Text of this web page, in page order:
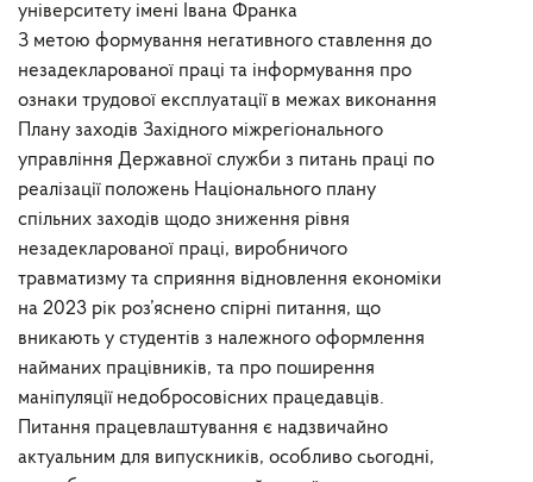
університету імені Івана Франка
З метою формування негативного ставлення до
незадекларованої праці та інформування про
ознаки трудової експлуатації в межах виконання
Плану заходів Західного міжрегіонального
управління Державної служби з питань праці по
реалізації положень Національного плану
спільних заходів щодо зниження рівня
незадекларованої праці, виробничого
травматизму та сприяння відновлення економіки
на 2023 рік роз’яснено спірні питання, що
вникають у студентів з належного оформлення
найманих працівників, та про поширення
маніпуляції недобросовісних працедавців.
Питання працевлаштування є надзвичайно
актуальним для випускників, особливо сьогодні,